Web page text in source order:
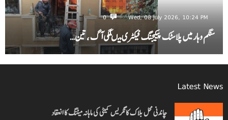
Wed, 08 July 2026, 10:24 PM
0
سنگم وہار میں پلاسٹک پیکیجنگ فیکٹری میںلگی آگ ، تین…
Latest News
چاندنی محل بلاک کانگریس کمیٹی کی ماہانہ میٹنگ کا انعقاد